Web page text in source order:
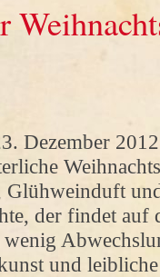
Dezember
der findet
wenig
und leibliche